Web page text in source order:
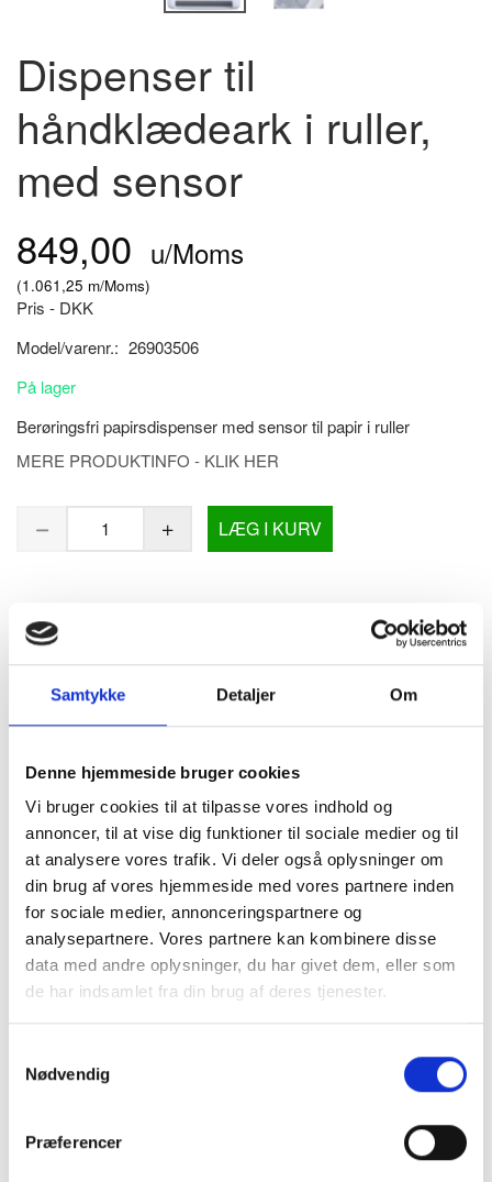
Samtykke Detaljer Om
Denne hjemmeside bruger cookies
Vi bruger cookies til at tilpasse vores indhold og
annoncer, til at vise dig funktioner til sociale medier og til
at analysere vores trafik. Vi deler også oplysninger om
din brug af vores hjemmeside med vores partnere inden
for sociale medier, annonceringspartnere og
analysepartnere. Vores partnere kan kombinere disse
data med andre oplysninger, du har givet dem, eller som
de har indsamlet fra din brug af deres tjenester.
Nødvendig
Præferencer
Dispenser til
håndklædeark i ruller,
med sensor
849,00 u/Moms
(1.061,25 m/Moms)
Pris - DKK
Model/varenr.: 26903506
På lager
Berøringsfri papirsdispenser med sensor til papir i ruller
MERE PRODUKTINFO - KLIK HER
LÆG I KURV
BESKRIVELSE
Dispenser til håndklædeark i ruller
Dispenseren er berøringsfri og udstyret med sensor - derfor
meget hygiejnisk.
Aflåselig så tyveri og hærværk undgås.
Papirsrullen monteres på kort tid.
Leveres med monteringssæt.
Justerbar arklængde fra 15 til 80 cm.
H 345 x B 330 x D 215 mm
1 lags eller 2 lags papir købes separat.
SE OGSÅ DENNE VARE - PASSER GODT SAMMEN: